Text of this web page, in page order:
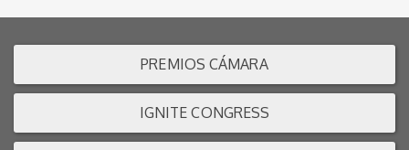
PREMIOS CÁMARA
IGNITE CONGRESS